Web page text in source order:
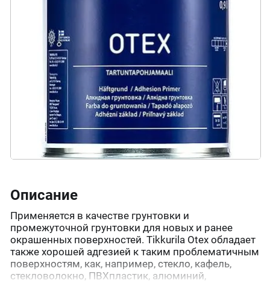
Описание
Применяется в качестве грунтовки и
промежуточной грунтовки для новых и ранее
окрашенных поверхностей. Tikkurila Otex обладает
также хорошей адгезией к таким проблематичным
поверхностям, как, например, стекло, кафель,
стекловолокно, ПВХпластик, алюминий,